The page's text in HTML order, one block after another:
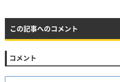
この記事へのコメント
コメント